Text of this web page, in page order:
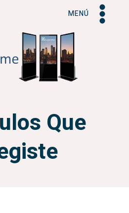
MENÚ
Que